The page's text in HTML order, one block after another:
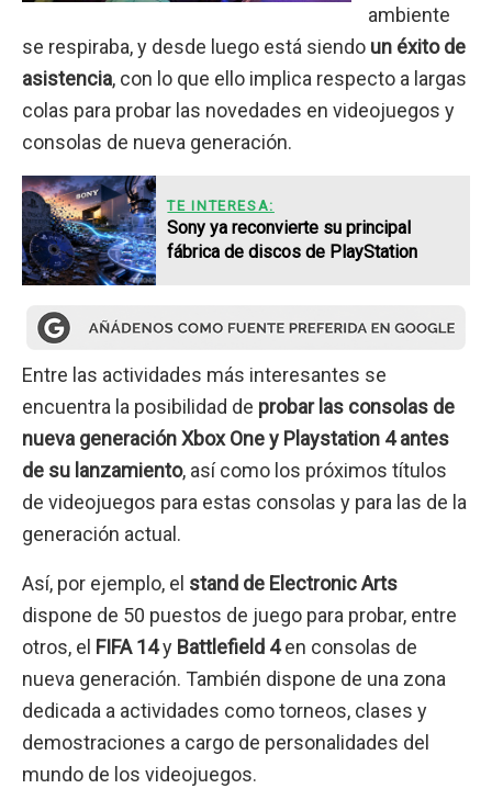
ambiente
se respiraba, y desde luego está siendo un éxito de
asistencia, con lo que ello implica respecto a largas
colas para probar las novedades en videojuegos y
consolas de nueva generación.
TE INTERESA:
Sony ya reconvierte su principal
fábrica de discos de PlayStation
Entre las actividades más interesantes se
encuentra la posibilidad de probar las consolas de
nueva generación Xbox One y Playstation 4 antes
de su lanzamiento, así como los próximos títulos
de videojuegos para estas consolas y para las de la
generación actual.
Así, por ejemplo, el stand de Electronic Arts
dispone de 50 puestos de juego para probar, entre
otros, el FIFA 14y Battlefield 4en consolas de
nueva generación. También dispone de una zona
dedicada a actividades como torneos, clases y
demostraciones a cargo de personalidades del
mundo de los videojuegos.